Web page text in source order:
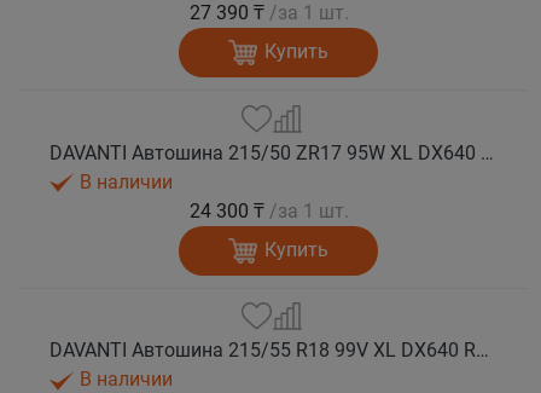
27 390 ₸ /за 1 шт.
Купить
DAVANTI Автошина 215/50 ZR17 95W XL DX640 RPR лето
В наличии
24 300 ₸ /за 1 шт.
Купить
DAVANTI Автошина 215/55 R18 99V XL DX640 RPR лето (Таиланд)
В наличии